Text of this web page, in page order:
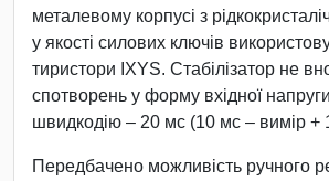
металевому корпусі з
у якості силових ключів
тиристори IXYS. Стабілізатор не
спотворень у форму вхідної
швидкодію – 20 мс (10 мс – вимір +
Передбачено можливість ручного